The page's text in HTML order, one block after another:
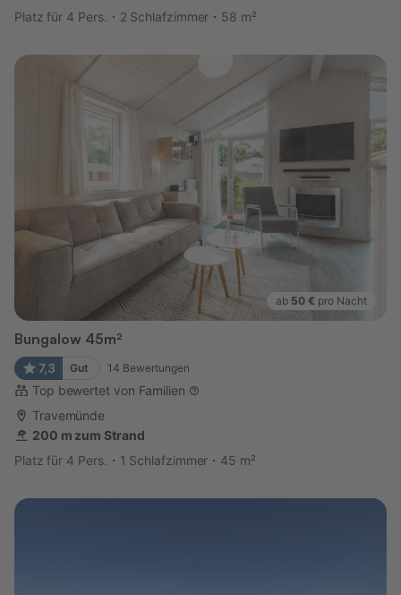
Platz für 4 Pers.
2 Schlafzimmer 58 m²
ab 50 € pro Nacht
Bungalow 45m²
7,3 Gut 14 Bewertungen
Top bewertet von Familien
Travemünde
200 m zum Strand
Platz für 4 Pers.
1 Schlafzimmer 45 m²